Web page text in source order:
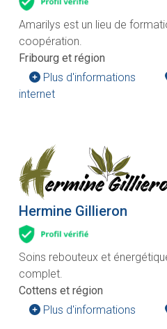
Amarilys est un lieu de
coopération.
Fribourg et région
Plus d'informations
internet
Hermine Gillieron
Soins rebouteux et
complet.
Cottens et région
Plus d'informations